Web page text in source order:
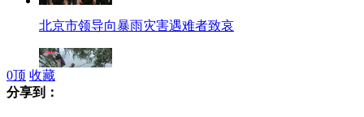
北京市领导向暴雨灾害遇难者致哀
0顶 收藏
分享到：